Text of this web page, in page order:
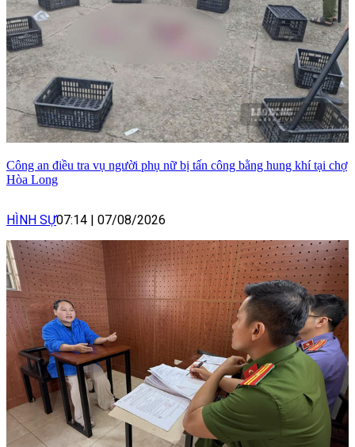
Công an điều tra vụ người phụ nữ bị tấn công bằng hung khí tại chợ
Hòa Long
HÌNH SỰ07:14 | 07/08/2026